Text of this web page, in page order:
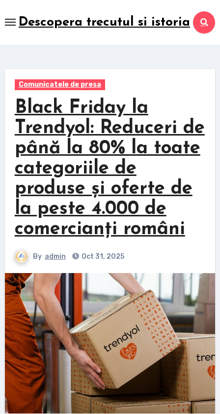
to
Descopera trecutul si istoria
Comunicatele de presa
Black Friday la
Trendyol: Reduceri de
până la 80% la toate
categoriile de
produse și oferte de
la peste 4.000 de
comercianți români
By admin Oct 31, 2025